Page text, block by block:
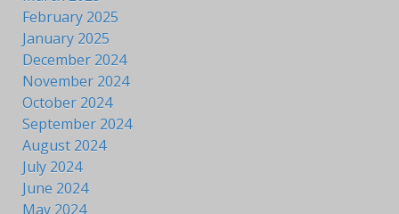
February 2025
January 2025
December 2024
November 2024
October 2024
September 2024
August 2024
July 2024
June 2024
May 2024